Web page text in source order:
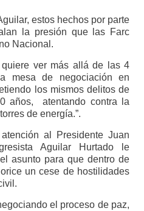
estos hechos por parte
la presión que las Farc
Nacional.
ver más allá de las 4
mesa de negociación en
los mismos delitos de
años, atentando contra la
de energía.”.
al Presidente Juan
Aguilar Hurtado le
asunto para que dentro de
un cese de hostilidades
el proceso de paz,